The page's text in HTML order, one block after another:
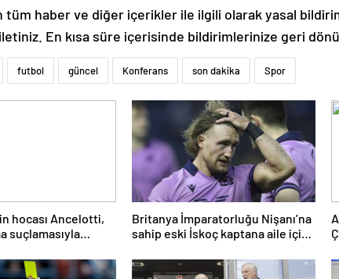
tüm haber ve diğer içerikler ile ilgili olarak yasal
En kısa süre içerisinde bildirimlerinize geri
futbol güncel Konferans son dakika Spor
hocası Ancelotti,
suçlamasıyla
Britanya İmparatorluğu Nişanı’na
sahip eski İskoç kaptana aile içi